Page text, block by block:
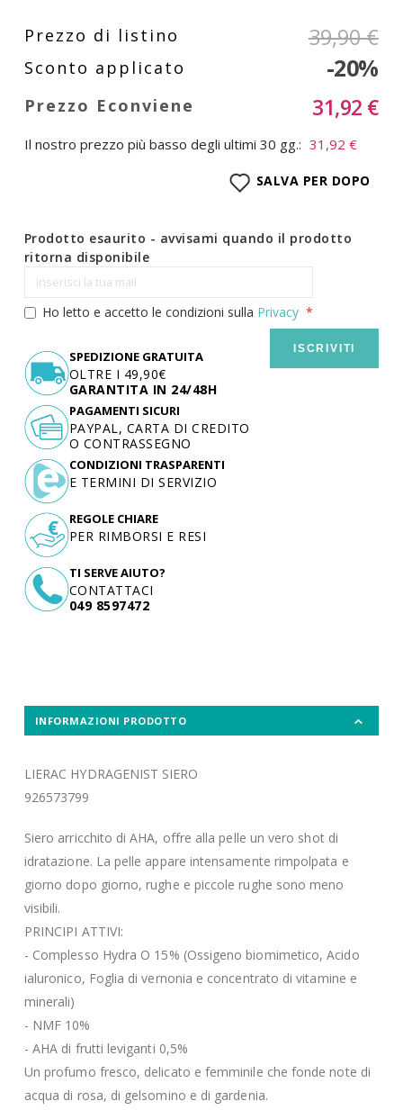
39,90 €
-20%
31,92 €
Il nostro prezzo più basso degli ultimi 30 gg.: 31,92 €
SALVA PER DOPO
Prodotto esaurito - avvisami quando il prodotto
ritorna disponibile
Ho letto e accetto le condizioni sulla Privacy
ISCRIVITI
SPEDIZIONE GRATUITA
OLTRE I 49,90€
GARANTITA IN 24/48H
TI SERVE AIUTO?
CONTATTACI
049 8597472
PAGAMENTI SICURI
PAYPAL, CARTA DI CREDITO
O CONTRASSEGNO
CONDIZIONI TRASPARENTI
E TERMINI DI SERVIZIO
REGOLE CHIARE
PER RIMBORSI E RESI
INFORMAZIONI PRODOTTO
LIERAC HYDRAGENIST SIERO
926573799
Siero arricchito di AHA, offre alla pelle un vero shot di
idratazione. La pelle appare intensamente rimpolpata e
giorno dopo giorno, rughe e piccole rughe sono meno
visibili.
PRINCIPI ATTIVI:
- Complesso Hydra O 15% (Ossigeno biomimetico, Acido
ialuronico, Foglia di vernonia e concentrato di vitamine e
minerali)
- NMF 10%
- AHA di frutti leviganti 0,5%
Un profumo fresco, delicato e femminile che fonde note di
acqua di rosa, di gelsomino e di gardenia.